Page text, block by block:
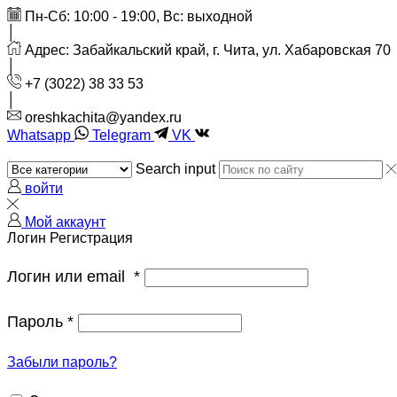
Пн-Сб: 10:00 - 19:00, Вс: выходной
Адрес: Забайкальский край, г. Чита, ул. Хабаровская 70
+7 (3022) 38 33 53
oreshkachita@yandex.ru
Whatsapp
Telegram VK
Search input
войти
Мой аккаунт
Логин Регистрация
Логин или email *
Пароль *
Забыли пароль?